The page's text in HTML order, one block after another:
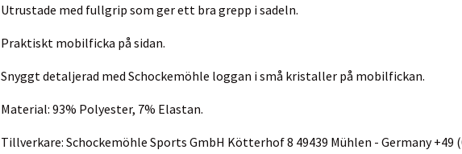
Utrustade med fullgrip som ger ett bra grepp i sadeln.
Praktiskt mobilficka på sidan.
Snyggt detaljerad med Schockemöhle loggan i små kristaller på mobilfickan.
Material: 93% Polyester, 7% Elastan.
Tillverkare: Schockemöhle Sports GmbH Kötterhof 8 49439 Mühlen - Germany